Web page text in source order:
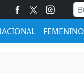
FEMENINO